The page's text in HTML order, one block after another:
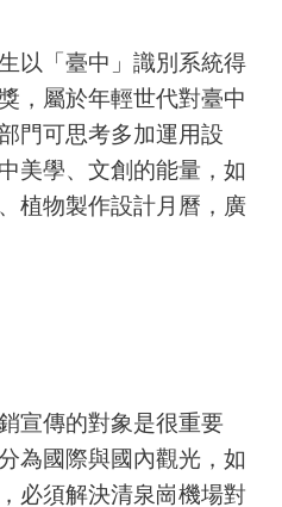
以「臺中」識別系統得
，屬於年輕世代對臺中
門可思考多加運用設
美學、文創的能量，如
植物製作設計月曆，廣
宣傳的對象是很重要
為國際與國內觀光，如
必須解決清泉崗機場對